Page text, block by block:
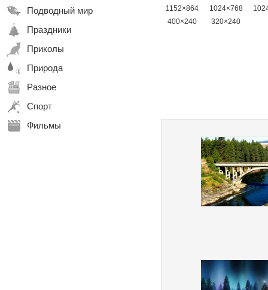
Подводный мир
Праздники
Приколы
Природа
Разное
Спорт
Фильмы
1152×864
1024×768
400×240
320×240